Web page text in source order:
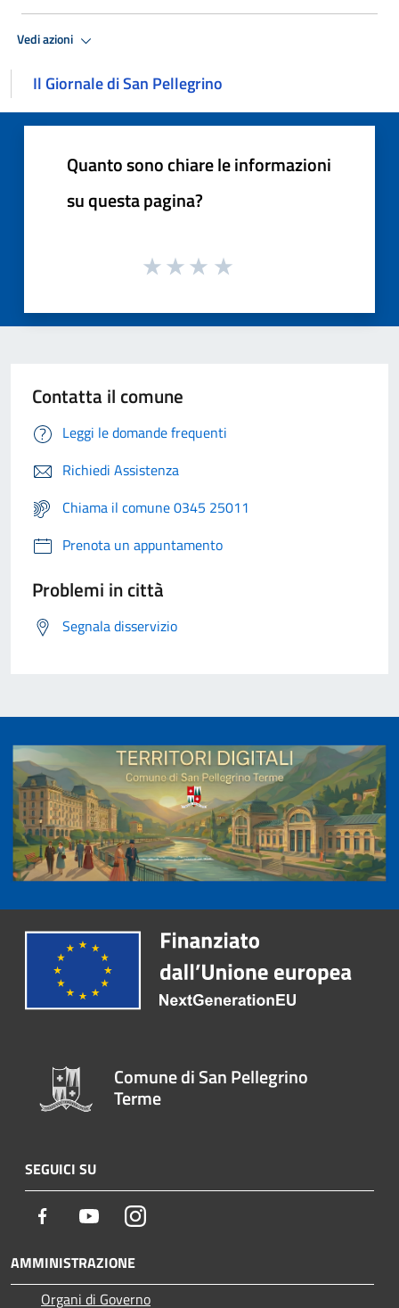
Vedi azioni
Il Giornale di San Pellegrino
Quanto sono chiare le informazioni
su questa pagina?
Contatta il comune
Leggi le domande frequenti
Richiedi Assistenza
Chiama il comune 0345 25011
Prenota un appuntamento
Problemi in città
Segnala disservizio
Comune di San Pellegrino
Terme
SEGUICI SU
Facebook YoutubeInstagram
AMMINISTRAZIONE
Organi di Governo